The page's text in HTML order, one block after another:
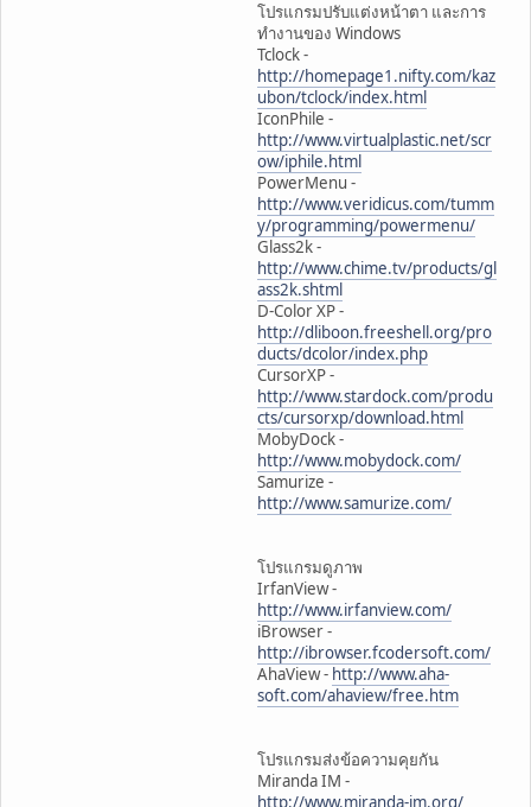
โปรแกรมปรับแต่งหน้าตา และการ
ทำงานของ Windows
Tclock -
http://homepage1.nifty.com/kaz
ubon/tclock/index.html
IconPhile -
http://www.virtualplastic.net/scr
ow/iphile.html
PowerMenu -
http://www.veridicus.com/tumm
y/programming/powermenu/
Glass2k -
http://www.chime.tv/products/gl
ass2k.shtml
D-Color XP -
http://dliboon.freeshell.org/pro
ducts/dcolor/index.php
CursorXP -
http://www.stardock.com/produ
cts/cursorxp/download.html
MobyDock -
http://www.mobydock.com/
Samurize -
http://www.samurize.com/
โปรแกรมดูภาพ
IrfanView -
http://www.irfanview.com/
iBrowser -
http://ibrowser.fcodersoft.com/
AhaView - http://www.aha-
soft.com/ahaview/free.htm
โปรแกรมส่งข้อความคุยกัน
Miranda IM -
http://www.miranda-im.org/